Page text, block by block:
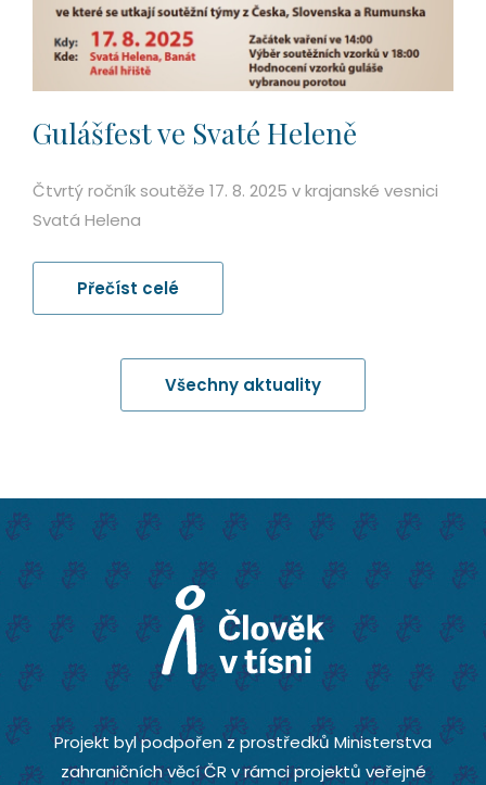
Gulášfest ve Svaté Heleně
Čtvrtý ročník soutěže 17. 8. 2025 v krajanské vesnici
Svatá Helena
Přečíst celé
Všechny aktuality
Projekt byl podpořen z prostředků Ministerstva
zahraničních věcí ČR v rámci projektů veřejné